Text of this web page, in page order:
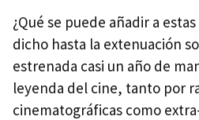
¿Qué se puede añadir a
dicho hasta la extenuación
estrenada casi un año de
leyenda del cine, tanto por
cinematográficas como